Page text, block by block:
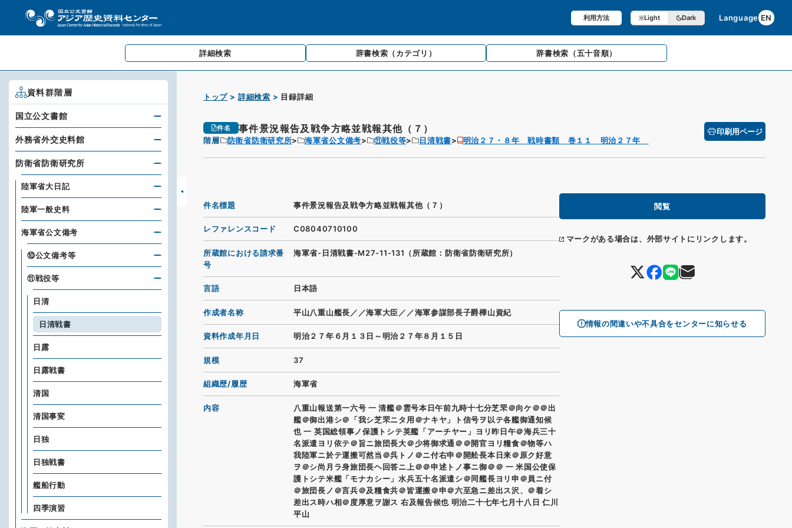
利用方法 Light Dark Language EN
詳細検索 辞書検索 （カテゴリ） 辞書検索 （五十音順）
トップ 詳細検索 目録詳細
件名 事件景況報告及戦争方略並戦報其他（７）
階層 防衛省防衛研究所 海軍省公文備考 ⑪戦役等 日清戦書 明治２７・８年 戦時書類 巻１１ 明治２７年
印刷用ページ
閲覧
マークがある場合は、外部サイトにリンクします。
情報の間違いや不具合をセンターに知らせる
件名標題 事件景況報告及戦争方略並戦報其他（７）
レファレンスコード C08040710100
所蔵館における請求番
号
海軍省-日清戦書-M27-11-131（所蔵館：防衛省防衛研究所）
言語 日本語
作成者名称 平山八重山艦長／／海軍大臣／／海軍参謀部長子爵樺山資紀
資料作成年月日 明治２７年６月１３日～明治２７年８月１５日
規模 37
組織歴/履歴 海軍省
内容
八重山報送第一六号 一 清艦＠雲号本日午前九時十七分芝罘＠向ケ＠＠出
艦＠御出港シ＠「我シ芝罘ニタ用＠ナキヤ」ト信号ヲ以テ各艦御通知候
也 一 英国総領事ノ保護トシテ英艦「アーチヤー」ヨリ昨日午＠海兵三十
名派遣ヨリ依テ＠旨ニ旅団長大＠少将御求通＠＠開官ヨリ糧食＠物等ハ
我陸軍ニ於テ運搬可然当＠呉トノ＠ニ付右申＠開舩長本日来＠原ク好意
ヲ＠シ尚月ラ身旅団長ヘ回答ニ上＠＠申述トノ事ニ御＠＠ 一 米国公使保
護トシテ米艦「モナカシー」水兵五十名派遣シ＠同艦長ヨリ申＠員ニ付
＠旅団長ノ＠言兵＠及糧食共＠皆運搬＠申＠六至急ニ差出ス沢、＠着シ
差出ス時ハ相＠度厚意ヲ謝ス 右及報告候也 明治二十七年七月十八日 仁川
平山
資料群階層
国立公文書館
外務省外交史料館
防衛省防衛研究所
陸軍省大日記
陸軍一般史料
海軍省公文備考
⑩公文備考等
⑪戦役等
日清
日清戦書
日露
日露戦書
清国
清国事変
日独
日独戦書
艦船行動
四季演習